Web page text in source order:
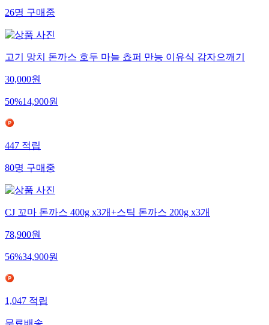
26명구매중
고기 망치 돈까스 호두 마늘 쵸퍼 만능 이유식 감자으깨기
30,000원
50%14,900원
447적립
80명구매중
CJ 꼬마 돈까스 400g x3개+스틱 돈까스 200g x3개
78,900원
56%34,900원
1,047적립